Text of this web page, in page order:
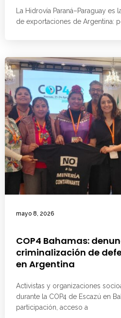
La Hidrovía Paraná–Paraguay
de exportaciones de Argentina:
mayo 8, 2026
COP4 Bahamas:
criminalización de
en Argentina
Activistas y organizaciones
durante la COP4 de Escazú en
participación, acceso a